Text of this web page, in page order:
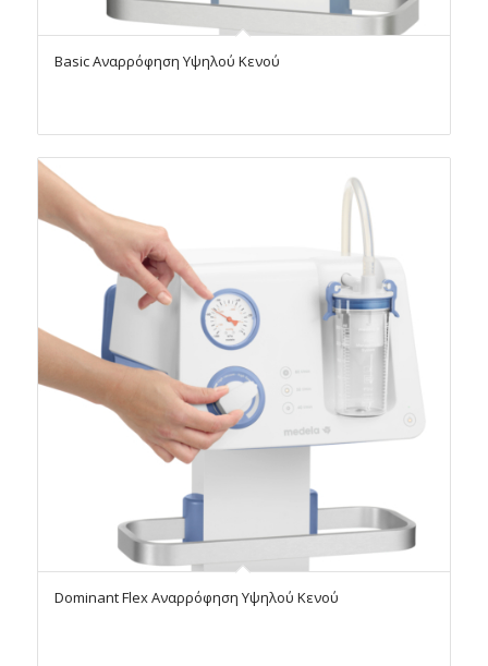
Basic Αναρρόφηση Υψηλού Κενού
Dominant Flex Αναρρόφηση Υψηλού Κενού